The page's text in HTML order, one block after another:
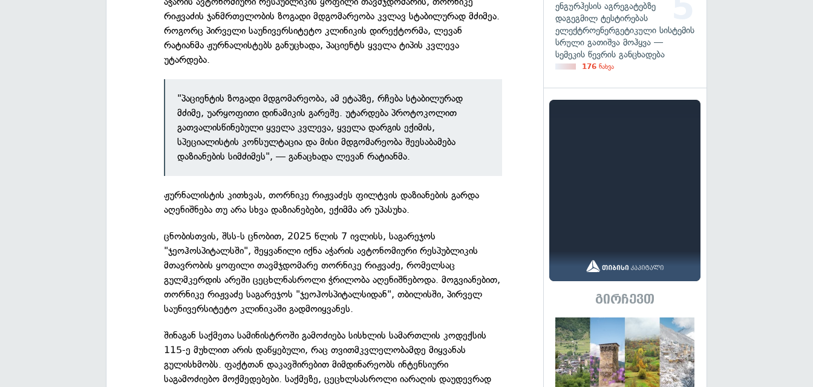
რიჟვაძის ჯანმრთელობის ზოგადი მდგომარეობა კვლავ სტაბილურად მძიმეა.
როგორც პირველი საუნივერსიტეტო კლინიკის დირექტორმა, ლევან
რატიანმა ჟურნალისტებს განუცხადა, პაციენტს ყველა ტიპის კვლევა
უტარდება.
"პაციენტის ზოგადი მდგომარეობა, ამ ეტაპზე, რჩება სტაბილურად
მძიმე, უარყოფითი დინამიკის გარეშე. უტარდება პროტოკოლით
გათვალისწინებული ყველა კვლევა, ყველა დარგის ექიმის,
სპეციალისტის კონსულტაცია და მისი მდგომარეობა შეესაბამება
დაზიანების სიმძიმეს", — განაცხადა ლევან რატიანმა.
ჟურნალისტის კითხვას, თორნიკე რიჟვაძეს ფილტვის დაზიანების გარდა
აღენიშნება თუ არა სხვა დაზიანებები, ექიმმა არ უპასუხა.
ცნობისთვის, შსს-ს ცნობით, 2025 წლის 7 ივლისს, საგარეჯოს
"ჯეოჰოსპიტალსში", შეყვანილი იქნა აჭარის ავტონომიური რესპუბლიკის
მთავრობის ყოფილი თავმჯდომარე თორნიკე რიჟვაძე, რომელსაც
გულმკერდის არეში ცეცხლნასროლი ჭრილობა აღენიშნებოდა. მოგვიანებით,
თორნიკე რიჟვაძე საგარეჯოს "ჯეოჰოსპიტალსიდან", თბილისში, პირველ
საუნივერსიტეტო კლინიკაში გადმოიყვანეს.
შინაგან საქმეთა სამინისტროში გამოძიება სისხლის სამართლის კოდექსის
115-ე მუხლით არის დაწყებული, რაც თვითმკვლელობამდე მიყვანას
გულისხმობს. ფაქტთან დაკავშირებით მიმდინარეობს ინტენსიური
საგამოძიებო მოქმედებები. საქმეზე, ცეცხლსასროლი იარაღის დაუდევრად
ენგურჰესის აგრეგატებზე
დაგეგმილ ტესტირებას
ელექტროენერგეტიკული სისტემის
სრული გათიშვა მოჰყვა —
სემეკის წევრის განცხადება
176 ნახვა
გირჩევთ